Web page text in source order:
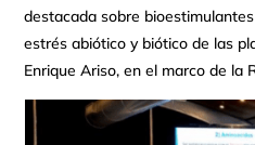
destacada sobre
estrés abiótico y biótico de las
Enrique Ariso, en el marco de la